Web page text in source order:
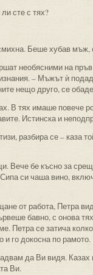
сте с тях?
Беше хубав мъж,
необясними на
– Мъжът ѝ
нещо друго, се
В тях имаше повече
Истинска и
разбира се – каза
Вече бе късно за
си чаша вино,
от работа, Петра
бавно, с онова
Петра се затича
и го докосна по рамото.
да Ви видя. Казах
Ви.